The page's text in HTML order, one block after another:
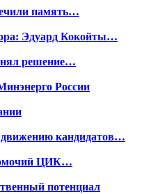
память…
Эдуард Кокойты…
решение…
России
кандидатов…
ЦИК…
потенциал